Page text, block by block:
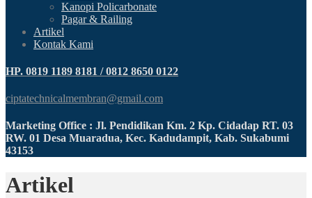
Kanopi Policarbonate
Pagar & Railing
Artikel
Kontak Kami
HP. 0819 1189 8181 / 0812 8650 0122
ciptatechnicalmembran@gmail.com
Marketing Office : Jl. Pendidikan Km. 2 Kp. Cidadap RT. 03
RW. 01 Desa Muaradua, Kec. Kadudampit, Kab. Sukabumi
43153
Artikel